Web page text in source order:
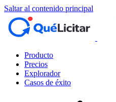
Saltar al contenido principal
Producto
Precios
Explorador
Casos de éxito